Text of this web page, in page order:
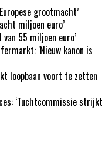
grootmacht’
miljoen euro’
55 miljoen euro’
‘Nieuw kanon is
loopbaan voort te zetten
‘Tuchtcommissie strijkt